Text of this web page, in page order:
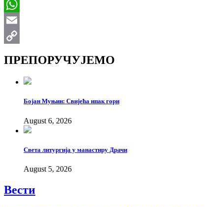
Viber
WhatsApp
Email
ПРЕПОРУЧУЈЕМО
Бојан Муњин: Свијећа ипак гори
August 6, 2026
Света литургија у манастиру Драчи
August 5, 2026
Вести